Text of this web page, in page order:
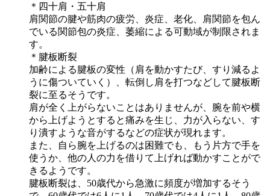
＊四十肩・五十肩
肩関節の腱や筋肉の疲労、炎症、老化、肩関節を包ん
でいる関節包の炎症、萎縮による可動域が制限されま
す。
＊腱板断裂
加齢による腱板の変性（肩を動かすたび、すり減るよ
うに傷ついていく）、転倒し肩を打つなどして腱板断
裂に至るそうです。
肩が全く上がらないことはありませんが、腕を前や横
から上げようとすると痛みを生じ、力が入らない、す
り潰すような音がするなどの症状が現れます。
また、自ら腕を上げるのは困難でも、もう片方で手を
使うか、他の人の力を借りて上げれば動かすことがで
きるようです。
腱板断裂は、50歳代から急激に頻度が増加するそう